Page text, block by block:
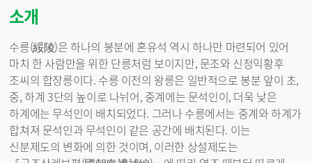
소개
수릉(綏陵)은 하나의 봉분에 혼유석 역시 하나만 마련되어 있어
마치 한 사람만을 위한 단릉처럼 보이지만, 문조와 신정익황후
조씨의 합장릉이다. 수릉 이전의 왕릉은 일반적으로 봉분 앞이 초,
중, 하계 3단의 높이로 나뉘어, 중계에는 문석인이, 더욱 낮은
하계에는 무석인이 배치되었다. 그러나 수릉에서는 중계와 하계가
합쳐져 문석인과 무석인이 같은 공간에 배치된다. 이는
신분제도의 변화에 의한 것이며, 이러한 상설제도는